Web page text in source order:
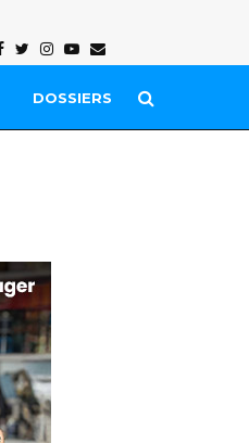
Facebook
Twitter
Instagram
Youtube
Email
DOSSIERS